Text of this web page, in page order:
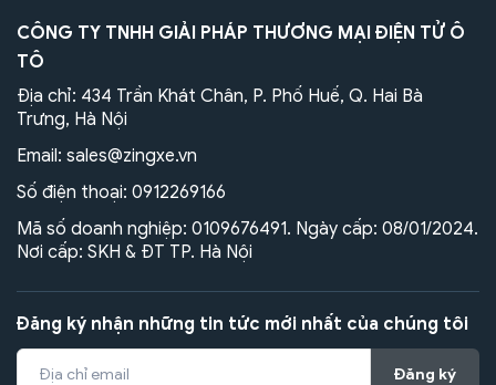
CÔNG TY TNHH GIẢI PHÁP THƯƠNG MẠI ĐIỆN TỬ Ô
TÔ
Địa chỉ: 434 Trần Khát Chân, P. Phố Huế, Q. Hai Bà
Trưng, Hà Nội
Email: sales@zingxe.vn
Số điện thoại: 0912269166
Mã số doanh nghiệp: 0109676491. Ngày cấp: 08/01/2024.
Nơi cấp: SKH & ĐT TP. Hà Nội
Đăng ký nhận những tin tức mới nhất của chúng tôi
Đăng ký